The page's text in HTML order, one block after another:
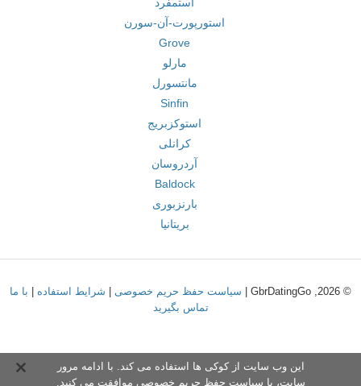
استورپورت-آن-سورن
Grove
مارلو
مانتسورل
Sinfin
استوکزبریج
کرانلی
آردروسان
Baldock
بارنزبوری
بریتانیا
© 2026, GbrDatingGo | سیاست حفظ حریم خصوصی شرایط استفاده
با ما
تماس بگیرید
این وب سایت از کوکی ها استفاده می کند. با ادامه مرور
سایت، با سیاست حفظ حریم خصوصی موافقت می کنید.